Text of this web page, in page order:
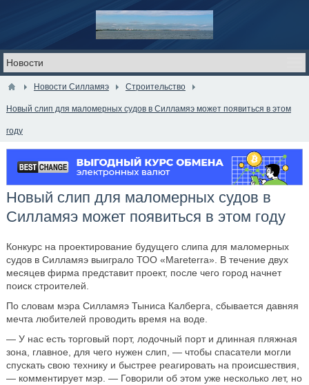
Новости Силламяэ Строительство
Новый слип для маломерных судов в Силламяэ может появиться в этом
году
Новый слип для маломерных судов в
Силламяэ может появиться в этом году
Конкурс на проектирование будущего слипа для маломерных
судов в Силламяэ выиграло ТОО «Mareterra». В течение двух
месяцев фирма представит проект, после чего город начнет
поиск строителей.
По словам мэра Силламяэ Тыниса Калберга, сбывается давняя
мечта любителей проводить время на воде.
— У нас есть торговый порт, лодочный порт и длинная пляжная
зона, главное, для чего нужен слип, — чтобы спасатели могли
спускать свою технику и быстрее реагировать на происшествия,
— комментирует мэр. — Говорили об этом уже несколько лет, но